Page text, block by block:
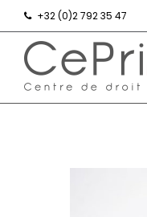
+32 (0)2 792 35 47